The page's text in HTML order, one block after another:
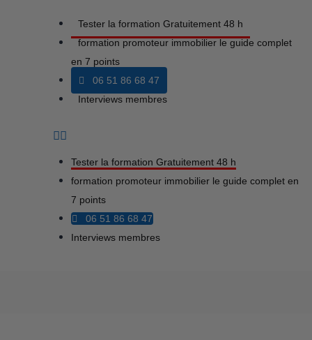
Tester la formation Gratuitement 48 h
formation promoteur immobilier le guide complet
en 7 points
06 51 86 68 47
Interviews membres
Tester la formation Gratuitement 48 h
formation promoteur immobilier le guide complet en
7 points
06 51 86 68 47
Interviews membres